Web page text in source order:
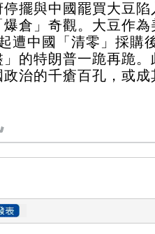
擺與中國罷買大豆陷
倉」奇觀。大豆作
遭中國「清零」採購
的特朗普一跪再跪。
治的千瘡百孔，或成